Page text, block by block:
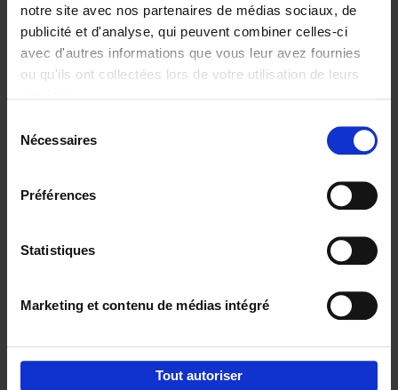
notre site avec nos partenaires de médias sociaux, de
publicité et d'analyse, qui peuvent combiner celles-ci
avec d'autres informations que vous leur avez fournies
ou qu'ils ont collectées lors de votre utilisation de leurs
Nécessaires
Préférences
Statistiques
Marketing et contenu de médias intégré
Tout autoriser
€29,99
Digital marketing like a PRO -
completely revised edition (EN)